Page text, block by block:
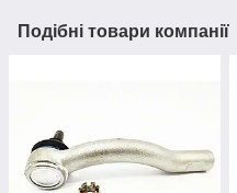
Подібні товари компанії